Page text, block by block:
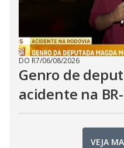
DO R7/06/08/2026
Genro de
acidente na
VEJA